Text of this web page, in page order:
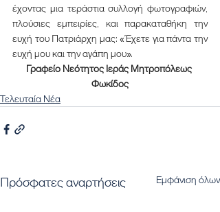
έχοντας μια τεράστια συλλογή φωτογραφιών,
πλούσιες εμπειρίες, και παρακαταθήκη την
ευχή του Πατριάρχη μας: «Έχετε για πάντα την
ευχή μου και την αγάπη μου».
Γραφείο Νεότητος Ιεράς Μητροπόλεως
Φωκίδος
Τελευταία Νέα
Πρόσφατες αναρτήσεις Εμφάνιση όλων